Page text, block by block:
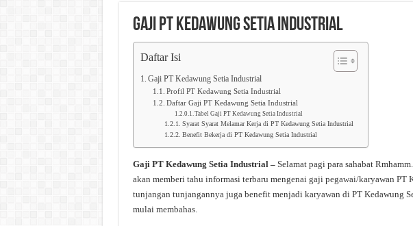
Gaji PT Kedawung Setia Industrial
Daftar Isi
Gaji PT Kedawung Setia Industrial
Profil PT Kedawung Setia Industrial
Daftar Gaji PT Kedawung Setia Industrial
Tabel Gaji PT Kedawung Setia Industrial
Syarat Syarat Melamar Kerja di PT Kedawung Setia Industrial
Benefit Bekerja di PT Kedawung Setia Industrial
Gaji PT Kedawung Setia Industrial – Selamat pagi para sahabat
akan memberi tahu informasi terbaru mengenai gaji pegawai/karyawan PT
tunjangan tunjangannya juga benefit menjadi karyawan di PT Kedawung
mulai membahas.